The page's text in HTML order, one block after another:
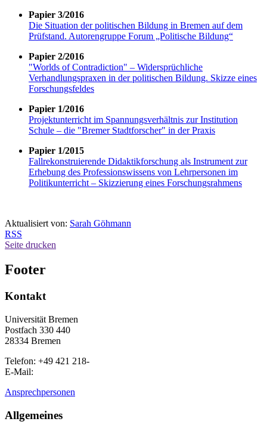
Papier 3/2016
Die Situation der politischen Bildung in Bremen auf dem
Prüfstand. Autorengruppe Forum „Politische Bildung“
Papier 2/2016
"Worlds of Contradiction" – Widersprüchliche
Verhandlungspraxen in der politischen Bildung. Skizze eines
Forschungsfeldes
Papier 1/2016
Projektunterricht im Spannungsverhältnis zur Institution
Schule – die "Bremer Stadtforscher" in der Praxis
Papier 1/2015
Fallrekonstruierende Didaktikforschung als Instrument zur
Erhebung des Professionswissens von Lehrpersonen im
Politikunterricht – Skizzierung eines Forschungsrahmens
Aktualisiert von: Sarah Göhmann
RSS
Seite drucken
Footer
Kontakt
Universität Bremen
Postfach 330 440
28334 Bremen
Telefon: +49 421 218-
E-Mail:
Ansprechpersonen
Allgemeines